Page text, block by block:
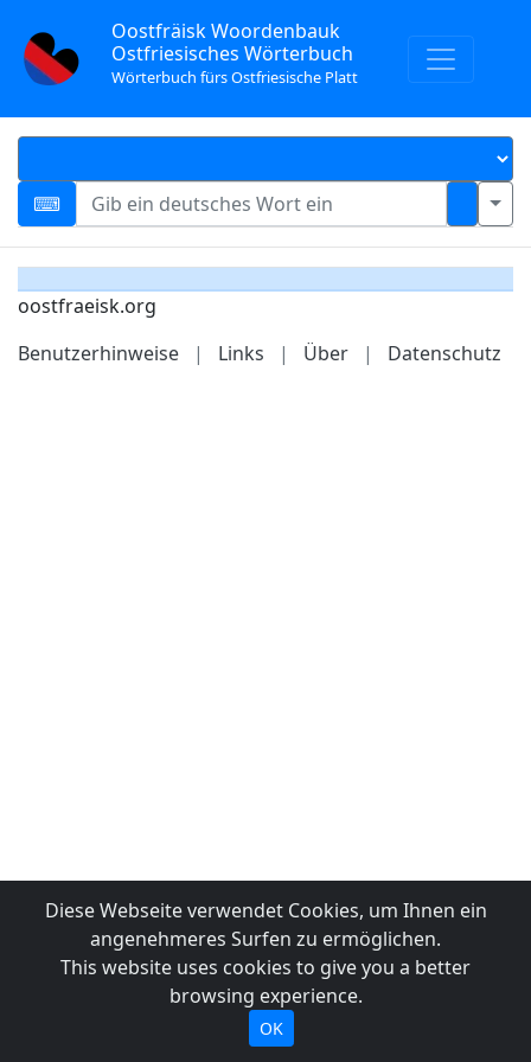
Oostfräisk Woordenbauk
Ostfriesisches Wörterbuch
Wörterbuch fürs Ostfriesische Platt
oostfraeisk.org
Benutzerhinweise
| Links | Über | Datenschutz
Diese Webseite verwendet Cookies, um Ihnen ein
angenehmeres Surfen zu ermöglichen.
This website uses cookies to give you a better
browsing experience.
OK